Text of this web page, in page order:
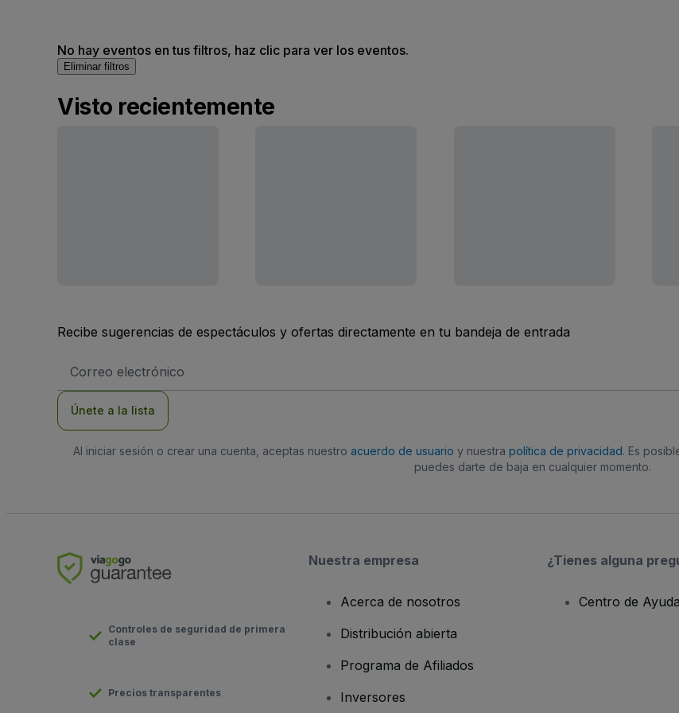
No hay eventos en tus filtros, haz clic para ver los eventos.
Eliminar filtros
Visto recientemente
Recibe sugerencias de espectáculos y ofertas directamente en tu bandeja de entrada
de
Únete a la lista
Al iniciar sesión o crear una cuenta, aceptas nuestro acuerdo de usuario y nuestra política de privacidad. Es
puedes darte de baja en cualquier momento.
Controles de seguridad de primera
clase
Precios transparentes
Nuestra empresa
Acerca de nosotros
Distribución abierta
Programa de Afiliados
Inversores
¿Tienes alguna
Centro de